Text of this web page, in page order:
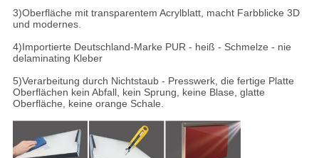
3)Oberfläche mit transparentem Acrylblatt, macht Farbblicke 3D
und modernes.
4)Importierte Deutschland-Marke PUR - heiß - Schmelze - nie
delaminating Kleber
5)Verarbeitung durch Nichtstaub - Presswerk, die fertige Platte
Oberflächen kein Abfall, kein Sprung, keine Blase, glatte
Oberfläche, keine orange Schale.